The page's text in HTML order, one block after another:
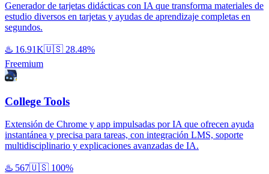
Generador de tarjetas didácticas con IA que transforma materiales de
estudio diversos en tarjetas y ayudas de aprendizaje completas en
segundos.
♨️ 16.91K🇺🇸 28.48%
Freemium
College Tools
Extensión de Chrome y app impulsadas por IA que ofrecen ayuda
instantánea y precisa para tareas, con integración LMS, soporte
multidisciplinario y explicaciones avanzadas de IA.
♨️ 567🇺🇸 100%